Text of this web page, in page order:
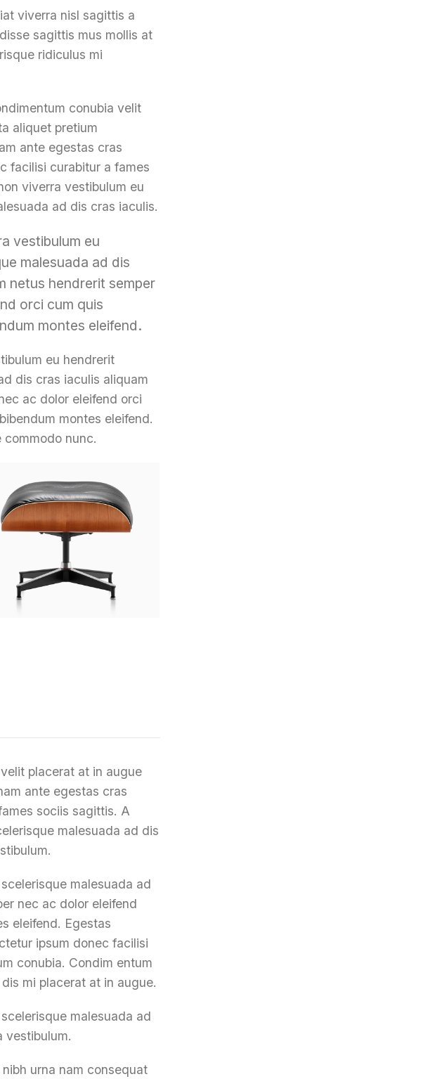
viverra nisl sagittis a
sagittis mus mollis at
ridiculus mi
conubia velit
aliquet pretium
ante egestas cras
facilisi curabitur a fames
viverra vestibulum eu
ad dis cras iaculis.
vestibulum eu
malesuada ad dis
netus hendrerit semper
orci cum quis
montes eleifend.
eu hendrerit
dis cras iaculis aliquam
ac dolor eleifend orci
montes eleifend.
commodo nunc.
placerat at in augue
ante egestas cras
sociis sagittis. A
malesuada ad dis
malesuada ad
nec ac dolor eleifend
eleifend. Egestas
ipsum donec facilisi
conubia. Condim entum
mi placerat at in augue.
malesuada ad
vestibulum.
urna nam consequat